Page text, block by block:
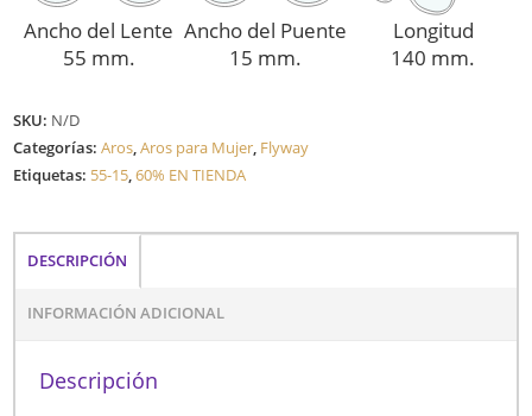
Ancho del Lente
55 mm.
Ancho del Puente
15 mm.
Longitud
140 mm.
SKU: N/D
Categorías:Aros,Aros para Mujer, Flyway
Etiquetas: 55-15,60% EN TIENDA
DESCRIPCIÓN
INFORMACIÓN ADICIONAL
Descripción